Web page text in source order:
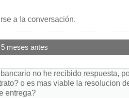
a la conversación.
meses antes
no he recibido respuesta,
o es mas viable la resolucion
entrega?